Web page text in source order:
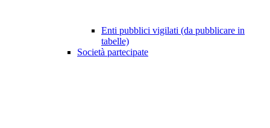
Enti pubblici vigilati (da pubblicare in
tabelle)
Società partecipate